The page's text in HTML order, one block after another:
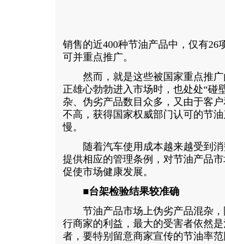
销售的近400种节油产品中，仅有26
可并重点推广。
然而，就是这些被国家重点推广
正雄心勃勃进入市场时，也处处“碰
杂、伪劣产品数目众多，又由于客
不高，获得国家权威部门认可的节
慢。
随着汽车使用成本越来越受到消
提供相应的管理条例，对节油产品
促使市场健康发展。
■台架检验结果较准确
节油产品市场上伪劣产品混杂，
行商家的利益，最大的受害者依然
者，要特别留意商家宣传的节油率